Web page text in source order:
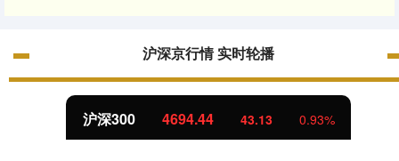
沪深京行情 实时轮播
北证50 1134.24 11.37 1.01%